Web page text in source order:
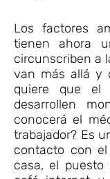
Los factores
tienen ahora
circunscriben a
van más allá y
quiere que el
desarrollen
conocerá el
trabajador? Es
contacto con
casa, el